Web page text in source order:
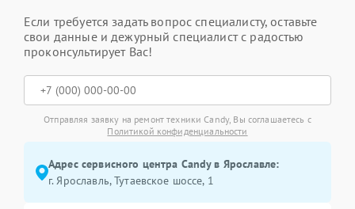
Если требуется задать вопрос специалисту, оставьте
свои данные и дежурный специалист с радостью
проконсультирует Вас!
Отправляя заявку на ремонт техники Candy, Вы соглашаетесь с
Политикой конфиденциальности
Адрес сервисного центра Candy в Ярославле:
г. Ярославль, Тутаевское шоссе, 1